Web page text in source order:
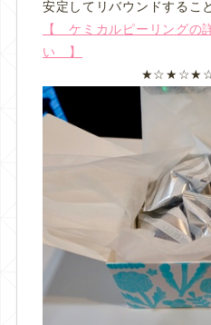
安定してリバウンドするこ
【 ケミカルピーリングの
い 】